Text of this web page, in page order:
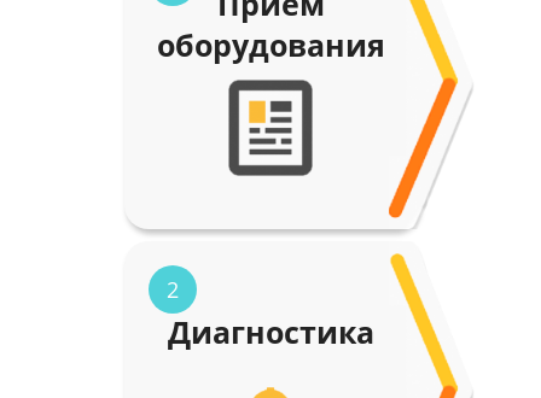
оборудования
2
Диагностика